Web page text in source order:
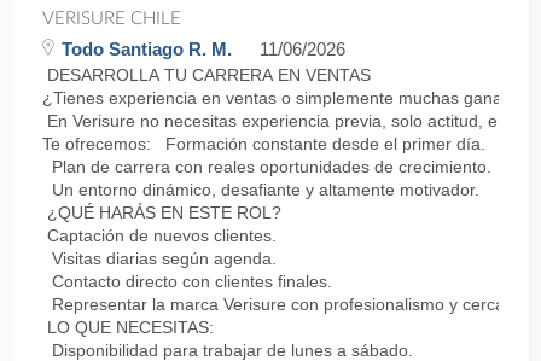
VERISURE CHILE
Todo Santiago R. M. 11/06/2026
DESARROLLA TU CARRERA EN VENTAS
¿Tienes experiencia en ventas o simplemente muchas ganas
En Verisure no necesitas experiencia previa, solo actitud,
Te ofrecemos: Formación constante desde el primer día.
Plan de carrera con reales oportunidades de crecimiento.
Un entorno dinámico, desafiante y altamente motivador.
¿QUÉ HARÁS EN ESTE ROL?
Captación de nuevos clientes.
Visitas diarias según agenda.
Contacto directo con clientes finales.
Representar la marca Verisure con profesionalismo y cercanía.
LO QUE NECESITAS:
Disponibilidad para trabajar de lunes a sábado.